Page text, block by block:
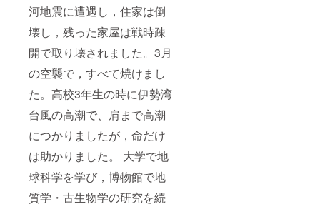
河地震に遭遇し，住家は倒
壊し，残った家屋は戦時疎
開で取り壊されました。3月
の空襲で，すべて焼けまし
た。高校3年生の時に伊勢湾
台風の高潮で、肩まで高潮
につかりましたが，命だけ
は助かりました。 大学で地
球科学を学び，博物館で地
質学・古生物学の研究を続